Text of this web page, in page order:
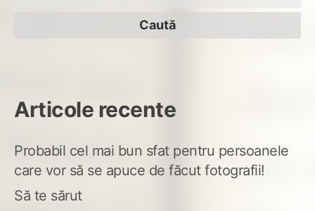
Articole recente
Probabil cel mai bun sfat pentru persoanele
care vor să se apuce de făcut fotografii!
Să te sărut